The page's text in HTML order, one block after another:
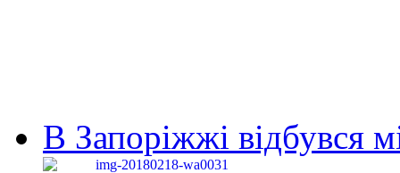
В Запоріжжі відбувся